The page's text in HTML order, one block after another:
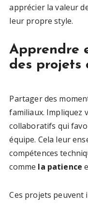
apprécier la valeur
leur propre style.
Apprendre
des projets
Partager des
familiaux. Impliquez
collaboratifs qui
équipe. Cela leur
compétences
comme la patience
Ces projets peuvent